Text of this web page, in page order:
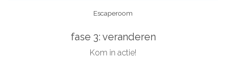
Escaperoom
fase 3: veranderen
Kom in actie!